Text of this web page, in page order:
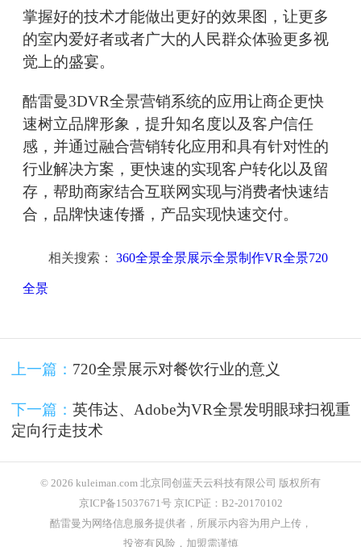
掌握好的技术才能做出更好的效果图，让更多
的室内爱好者或者广大的人民群众体验更多视
觉上的盛宴。
酷雷曼3DVR全景营销系统的应用让商企更快
速树立品牌形象，提升知名度以及客户信任
感，并通过融合营销转化应用和具有针对性的
行业解决方案，更快速的实现客户转化以及留
存，帮助商家结合互联网实现与消费者快速结
合，品牌快速传播，产品实现快速交付。
相关搜索： 360全景全景展示全景制作VR全景720
全景
上一篇： 720全景展示对餐饮行业的意义
下一篇： 英伟达、Adobe为VR全景发明眼球扫视重
定向行走技术
© 2026 kuleiman.com 北京同创蓝天云科技有限公司 版权所有
京ICP备15037671号 京ICP证：B2-20170102
酷雷曼为网络信息服务提供者，所展示内容为用户上传，
投资有风险，加盟需谨慎